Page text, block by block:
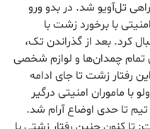
تل‌آویو شد. در بدو ورو
با برخورد زشت با
کرد. بعد از گذراندن تک،
چمدان‌ها و لوازم شخصی
رفتار زشت تا جای ادامه
با ماموران امنیتی درگیر
تا حدی اوضاع آرام شد.